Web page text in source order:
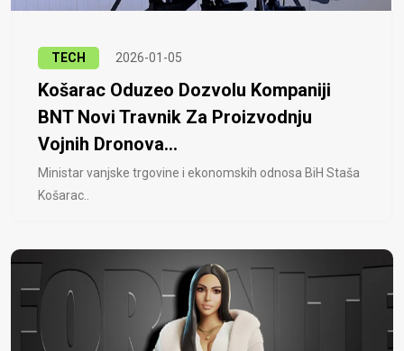
TECH 2026-01-05
Košarac Oduzeo Dozvolu Kompaniji
BNT Novi Travnik Za Proizvodnju
Vojnih Dronova...
Ministar vanjske trgovine i ekonomskih odnosa BiH Staša
Košarac..